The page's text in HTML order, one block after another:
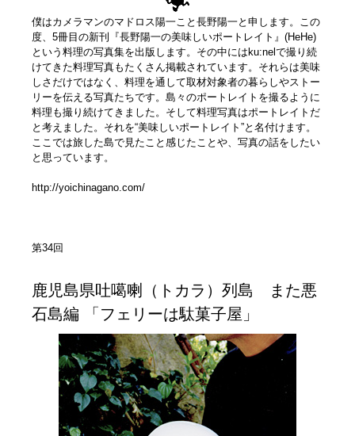
僕はカメラマンのマドロス陽一こと長野陽一と申します。この
度、5冊目の新刊『長野陽一の美味しいポートレイト』(HeHe)
という料理の写真集を出版します。その中にはku:nelで撮り続
けてきた料理写真もたくさん掲載されています。それらは美味
しさだけではなく、料理を通して取材対象者の暮らしやストー
リーを伝える写真たちです。島々のポートレイトを撮るように
料理も撮り続けてきました。そして料理写真はポートレイトだ
と考えました。それを“美味しいポートレイト”と名付けます。
ここでは旅した島で見たこと感じたことや、写真の話をしたい
と思っています。
http://yoichinagano.com/
第34回
鹿児島県吐噶喇（トカラ）列島 また悪
石島編 「フェリーは駄菓子屋」